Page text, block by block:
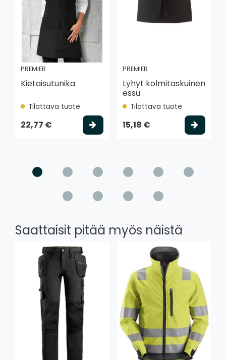
PREMIER
Kietaisutunika
Tilattava tuote
22,77 € Valitse vaihtoehto
PREMIER
Lyhyt kolmitaskuinen
essu
Tilattava tuote
15,18 €
Saattaisit pitää myös näistä